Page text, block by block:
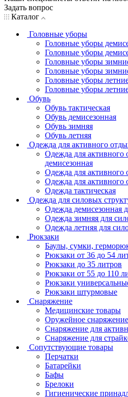
Задать вопрос
Каталог
Головные уборы
Головные уборы
Головные уборы
Головные уборы
Головные уборы
Головные уборы
Головные уборы
Обувь
Обувь тактическая
Обувь демисезонная
Обувь зимняя
Обувь летняя
Одежда для активного
Одежда для активного
демисезонная
Одежда для активного
Одежда для активного
Одежда тактическая
Одежда для силовых
Одежда демисезонная
Одежда зимняя для
Одежда летняя для
Рюкзаки
Баулы, сумки,
Рюкзаки от 36 до 54
Рюкзаки до 35 литров
Рюкзаки от 55 до 110
Рюкзаки
Рюкзаки штурмовые
Снаряжение
Медицинские товары
Оружейное
Снаряжение для
Снаряжение для
Сопутствующие товары
Перчатки
Батарейки
Бафы
Брелоки
Гигиенические